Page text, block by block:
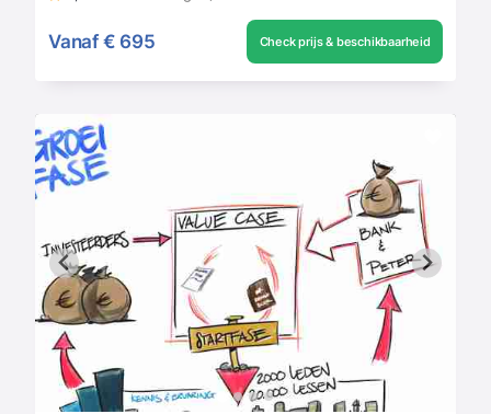
Vanaf € 695 Check prijs & beschikbaarheid